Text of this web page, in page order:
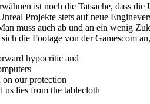
ist noch die Tatsache, dass
Projekte stets auf neue
muss auch ab und an ein wenig
sich die Footage von der Gamescom
hypocritic and
on our protection
us lies from the tablecloth